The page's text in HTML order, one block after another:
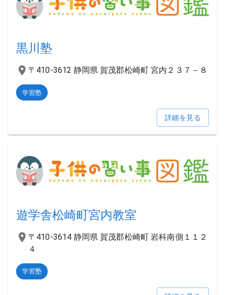
黒川塾
〒410-3612 静岡県 賀茂郡松崎町 宮内２３７－８
学習塾
詳細を見る
遊学舎松崎町宮内教室
〒410-3614 静岡県 賀茂郡松崎町 岩科南側１１２
４
学習塾